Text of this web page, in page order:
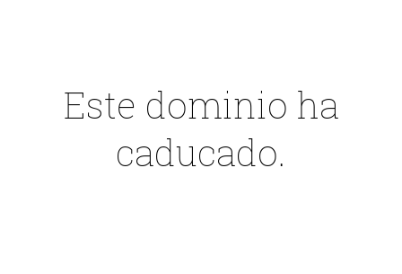
Este dominio ha
caducado.